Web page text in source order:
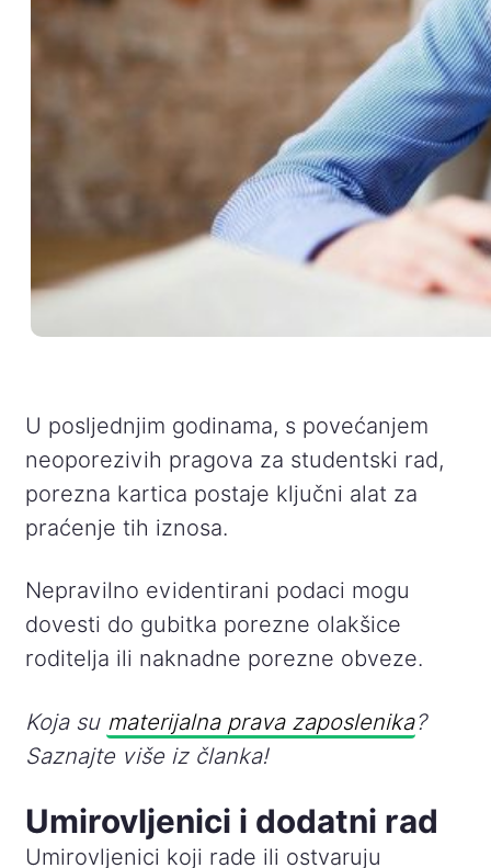
U posljednjim godinama, s povećanjem
neoporezivih pragova za studentski rad,
porezna kartica postaje ključni alat za
praćenje tih iznosa.
Nepravilno evidentirani podaci mogu
dovesti do gubitka porezne olakšice
roditelja ili naknadne porezne obveze.
Koja su materijalna prava zaposlenika?
Saznajte više iz članka!
Umirovljenici i dodatni rad
Umirovljenici koji rade ili ostvaruju